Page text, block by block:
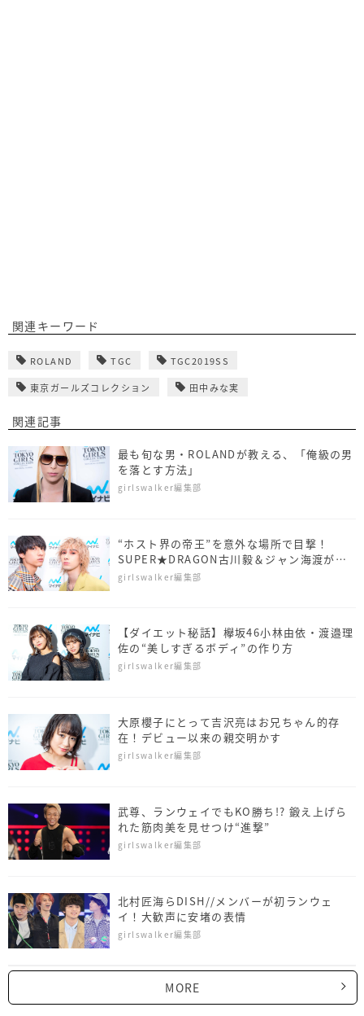
関連キーワード
ROLAND TGC TGC2019SS
東京ガールズコレクション 田中みな実
関連記事
最も旬な男・ROLANDが教える、「俺級の男
を落とす方法」
girlswalker編集部
“ホスト界の帝王”を意外な場所で目撃！
SUPER★DRAGON古川毅＆ジャン海渡が
TGC裏で大興奮
girlswalker編集部
【ダイエット秘話】欅坂46小林由依・渡邉理
佐の“美しすぎるボディ”の作り方
girlswalker編集部
大原櫻子にとって吉沢亮はお兄ちゃん的存
在！デビュー以来の親交明かす
girlswalker編集部
武尊、ランウェイでもKO勝ち!? 鍛え上げら
れた筋肉美を見せつけ“進撃”
girlswalker編集部
北村匠海らDISH//メンバーが初ランウェ
イ！大歓声に安堵の表情
girlswalker編集部
MORE